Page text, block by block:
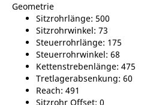
Geometrie
Sitzrohrlänge: 500
Sitzrohrwinkel: 73
Steuerrohrlänge: 175
Steuerrohrwinkel: 68
Kettenstrebenlänge: 475
Tretlagerabsenkung: 60
Reach: 491
Sitzrohr Offset: 0